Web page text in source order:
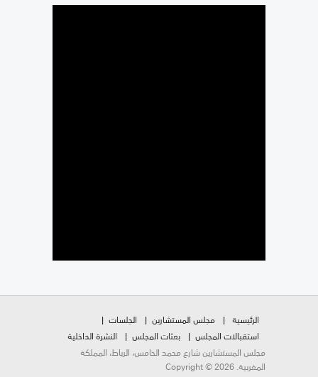
الرئيسية مجلس المستشارين
الجلسات
استقبالات المجلس
بعثات المجلس
النشرة الداخلية
مجلس المستشارين شارع محمد الخامس، الرباط، المملكة
المغربية. Copyright © 2026